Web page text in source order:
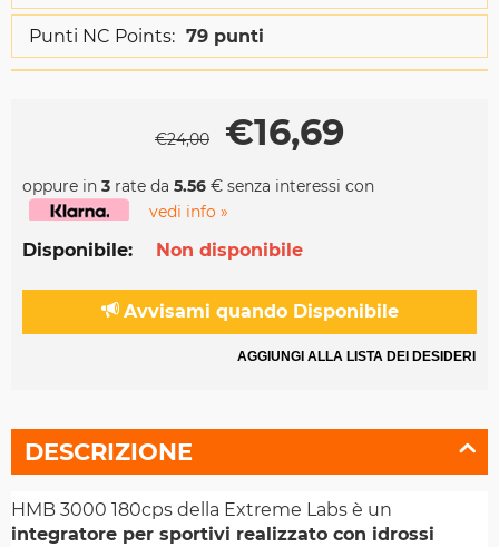
Punti NC Points: 79 punti
€24,00 €16,69
oppure in 3 rate da 5.56 € senza interessi con
vedi info »
Disponibile: Non disponibile
Avvisami quando Disponibile
AGGIUNGI ALLA LISTA DEI DESIDERI
DESCRIZIONE
HMB 3000 180cps della Extreme Labs è un
integratore per sportivi realizzato con idrossi